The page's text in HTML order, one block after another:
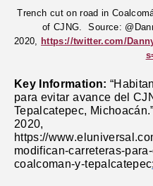
Trench cut on road in
of CJNG.Source:
2020, https://twitter.com/
Key Information:
para evitar avance del
Tepalcatepec,
2020,
https://
modifican-carreteras-
coalcoman-y-tepalcatepec: